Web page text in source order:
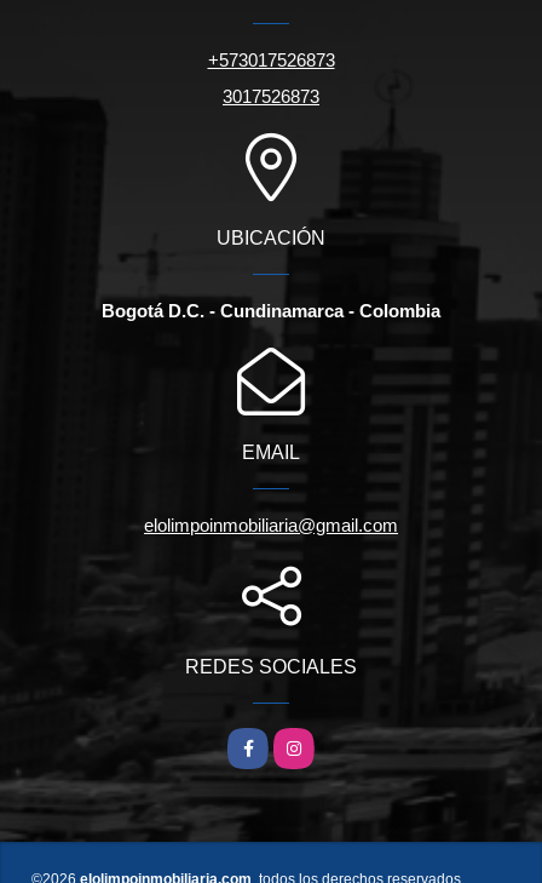
+573017526873
3017526873
UBICACIÓN
Bogotá D.C. - Cundinamarca - Colombia
EMAIL
elolimpoinmobiliaria@gmail.com
REDES SOCIALES
FacebookInstagram